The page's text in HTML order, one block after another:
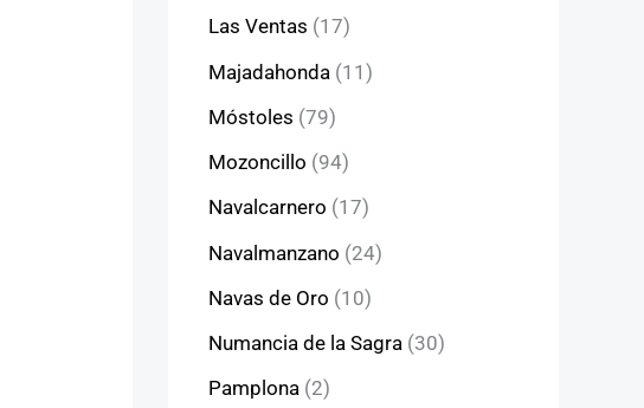
Las Ventas (17)
Majadahonda (11)
Móstoles (79)
Mozoncillo (94)
Navalcarnero (17)
Navalmanzano (24)
Navas de Oro (10)
Numancia de la Sagra (30)
Pamplona (2)